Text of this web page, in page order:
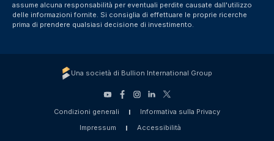
assume alcuna responsabilità per eventuali perdite causate dall'utilizzo
delle informazioni fornite. Si consiglia di effettuare le proprie ricerche
prima di prendere qualsiasi decisione di investimento.
Una società di Bullion International Group
Condizioni generali
Informativa sulla Privacy
Impressum
Accessibilità